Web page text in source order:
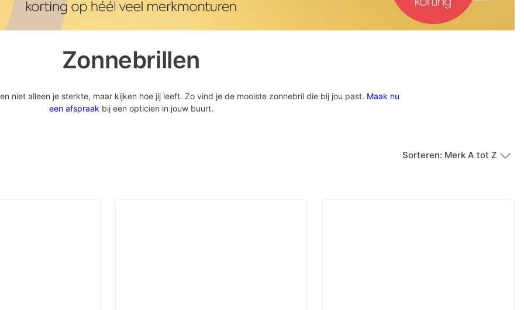
Zonnebrillen
niet alleen je sterkte, maar kijken hoe jij leeft. Zo vind je de mooiste zonnebril die bij jou past. Maak nu
een afspraakbij een opticien in jouw buurt.
Sorteren: Merk A tot Z